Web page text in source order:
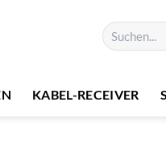
Suchen
nach:
KABEL-RECEIVER